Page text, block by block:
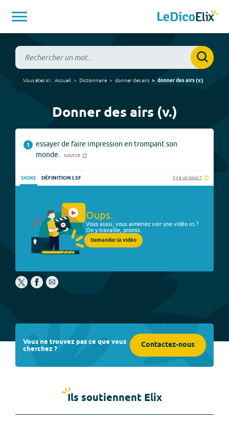
Vous êtes ici : Accueil Dictionnaire donner des airs donner des airs(v.)
Donner des airs (v.)
1
essayer de faire impression en trompant son
monde.
source
SIGNE DÉFINITION LSF Il y a un souci ?
Oups.
Vous aussi, vous aimeriez voir une vidéo ici ?
On y travaille, promis.
Demander la vidéo
Vous ne trouvez pas ce que vous
cherchez ? Contactez-nous
Ils soutiennent Elix